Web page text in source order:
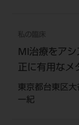
私の臨床
MI治療をア
正に有用なメ
東京都台東区
一紀